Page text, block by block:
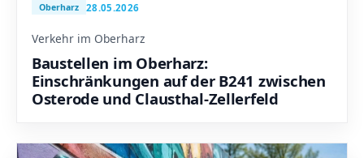
Oberharz 28.05.2026
Verkehr im Oberharz
Baustellen im Oberharz:
Einschränkungen auf der B241 zwischen
Osterode und Clausthal-Zellerfeld